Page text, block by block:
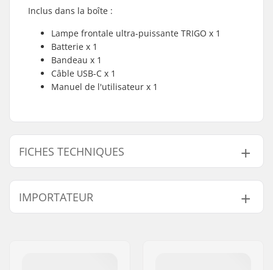
Inclus dans la boîte :
Lampe frontale ultra-puissante TRIGO x 1
Batterie x 1
Bandeau x 1
Câble USB-C x 1
Manuel de l'utilisateur x 1
FICHES TECHNIQUES
Lumen:
1000
Distance maximale:
Runtime Low Beam:
240
IMPORTATEUR